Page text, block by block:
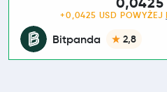
Bitpanda 2,8
+0,0425 USD POWYŻEJ